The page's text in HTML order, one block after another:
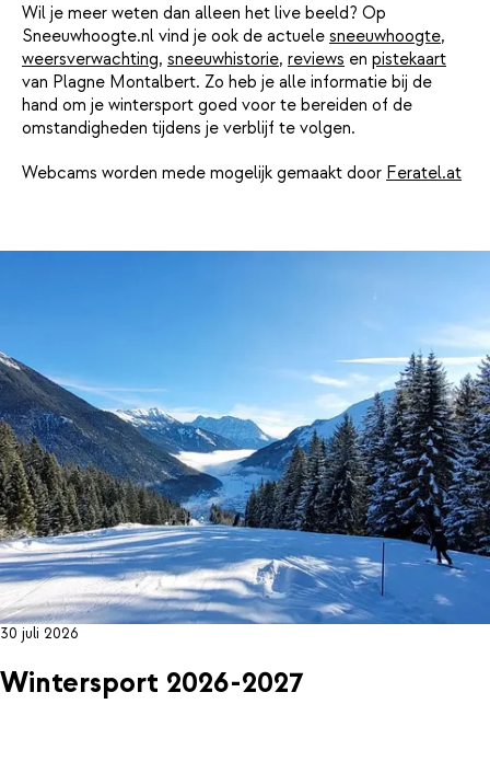
Wil je meer weten dan alleen het live beeld? Op
Sneeuwhoogte.nl vind je ook de actuele sneeuwhoogte,
weersverwachting, sneeuwhistorie, reviews en pistekaart
van Plagne Montalbert. Zo heb je alle informatie bij de
hand om je wintersport goed voor te bereiden of de
omstandigheden tijdens je verblijf te volgen.
Webcams worden mede mogelijk gemaakt door Feratel.at
30 juli 2026
Wintersport 2026-2027